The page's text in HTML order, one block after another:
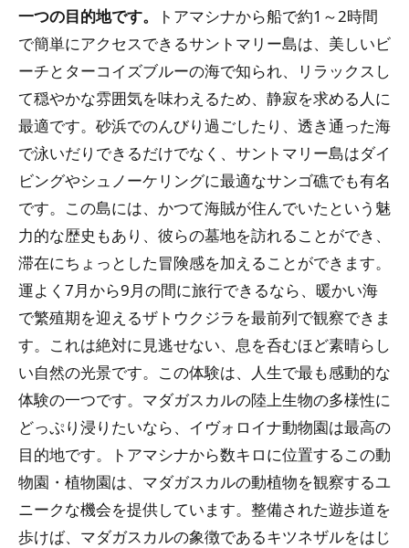
一つの目的地です。
トアマシナから船で約1～2時間
で簡単にアクセスできるサントマリー島は、美しいビ
ーチとターコイズブルーの海で知られ、リラックスし
て穏やかな雰囲気を味わえるため、静寂を求める人に
最適です。砂浜でのんびり過ごしたり、透き通った海
で泳いだりできるだけでなく、サントマリー島はダイ
ビングやシュノーケリングに最適なサンゴ礁でも有名
です。この島には、かつて海賊が住んでいたという魅
力的な歴史もあり、彼らの墓地を訪れることができ、
滞在にちょっとした冒険感を加えることができます。
運よく7月から9月の間に旅行できるなら、暖かい海
で繁殖期を迎えるザトウクジラを最前列で観察できま
す。これは絶対に見逃せない、息を呑むほど素晴らし
い自然の光景です。この体験は、人生で最も感動的な
体験の一つです。マダガスカルの陸上生物の多様性に
どっぷり浸りたいなら、イヴォロイナ動物園は最高の
目的地です。トアマシナから数キロに位置するこの動
物園・植物園は、マダガスカルの動植物を観察するユ
ニークな機会を提供しています。整備された遊歩道を
歩けば、マダガスカルの象徴であるキツネザルをはじ